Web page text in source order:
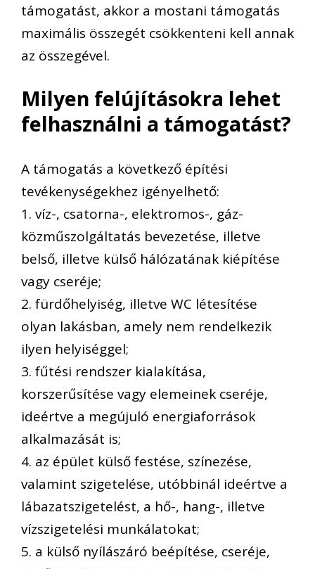
támogatást, akkor a mostani támogatás
maximális összegét csökkenteni kell annak
az összegével.
Milyen felújításokra lehet
felhasználni a támogatást?
A támogatás a következő építési
tevékenységekhez igényelhető:
1. víz-, csatorna-, elektromos-, gáz-
közműszolgáltatás bevezetése, illetve
belső, illetve külső hálózatának kiépítése
vagy cseréje;
2. fürdőhelyiség, illetve WC létesítése
olyan lakásban, amely nem rendelkezik
ilyen helyiséggel;
3. fűtési rendszer kialakítása,
korszerűsítése vagy elemeinek cseréje,
ideértve a megújuló energiaforrások
alkalmazását is;
4. az épület külső festése, színezése,
valamint szigetelése, utóbbinál ideértve a
lábazatszigetelést, a hő-, hang-, illetve
vízszigetelési munkálatokat;
5. a külső nyílászáró beépítése, cseréje,